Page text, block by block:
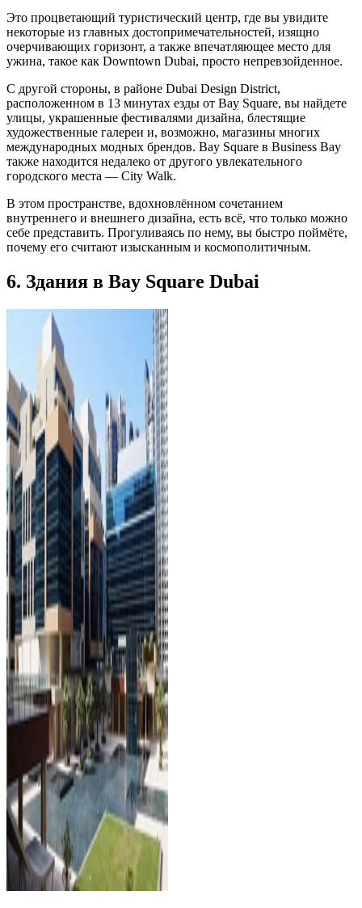
Это процветающий туристический центр, где вы увидите
некоторые из главных достопримечательностей, изящно
очерчивающих горизонт, а также впечатляющее место для
ужина, такое как Downtown Dubai, просто непревзойденное.
С другой стороны, в районе Dubai Design District,
расположенном в 13 минутах езды от Bay Square, вы найдете
улицы, украшенные фестивалями дизайна, блестящие
художественные галереи и, возможно, магазины многих
международных модных брендов. Bay Square в Business Bay
также находится недалеко от другого увлекательного
городского места — City Walk.
В этом пространстве, вдохновлённом сочетанием
внутреннего и внешнего дизайна, есть всё, что только можно
себе представить. Прогуливаясь по нему, вы быстро поймёте,
почему его считают изысканным и космополитичным.
6. Здания в Bay Square Dubai